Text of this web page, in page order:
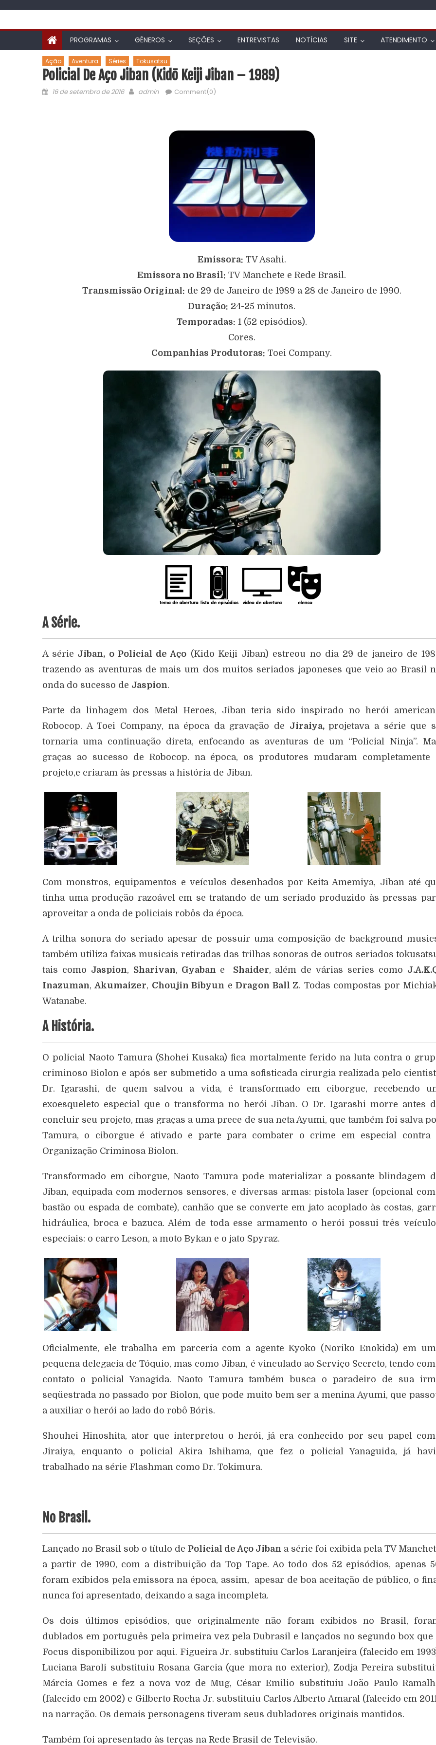
PROGRAMAS GÊNEROS SEÇÕES ENTREVISTAS NOTÍCIAS SITE ATENDIMENTO
Ação Aventura Séries Tokusatsu
Policial De Aço Jiban (Kidō Keiji Jiban – 1989)
16 de setembro de 2016 admin Comment(0)
Emissora: TV Asahi.
Emissora no Brasil: TV Manchete e Rede Brasil.
Transmissão Original: de 29 de Janeiro de 1989 a 28 de Janeiro de 1990.
Duração: 24-25 minutos.
Temporadas: 1 (52 episódios).
Cores.
Companhias Produtoras: Toei Company.
A Série.
A série Jiban, o Policial de Aço (Kido Keiji Jiban) estreou no dia 29 de janeiro de
trazendo as aventuras de mais um dos muitos seriados japoneses que veio ao Brasil
onda do sucesso de Jaspion.
Parte da linhagem dos Metal Heroes, Jiban teria sido inspirado no herói
Robocop. A Toei Company, na época da gravação de Jiraiya,projetava a série que
tornaria uma continuação direta, enfocando as aventuras de um “Policial Ninja”.
graças ao sucesso de Robocop. na época, os produtores mudaram completamente
projeto,e criaram às pressas a história de Jiban.
Com monstros, equipamentos e veículos desenhados por Keita Amemiya, Jiban até
tinha uma produção razoável em se tratando de um seriado produzido às pressas
aproveitar a onda de policiais robôs da época.
A trilha sonora do seriado apesar de possuir uma composição de background
também utiliza faixas musicais retiradas das trilhas sonoras de outros seriados
tais como Jaspion, Sharivan, Gyaban e Shaider, além de várias series como
Inazuman,Akumaizer, Choujin Bibyun eDragon Ball Z. Todas compostas por
Watanabe.
A História.
O policial Naoto Tamura (Shohei Kusaka) fica mortalmente ferido na luta contra o
criminoso Biolon e após ser submetido a uma sofisticada cirurgia realizada pelo
Dr. Igarashi, de quem salvou a vida, é transformado em ciborgue, recebendo
exoesqueleto especial que o transforma no herói Jiban. O Dr. Igarashi morre antes
concluir seu projeto, mas graças a uma prece de sua neta Ayumi, que também foi salva
Tamura, o ciborgue é ativado e parte para combater o crime em especial contra
Organização Criminosa Biolon.
Transformado em ciborgue, Naoto Tamura pode materializar a possante blindagem
Jiban, equipada com modernos sensores, e diversas armas: pistola laser (opcional
bastão ou espada de combate), canhão que se converte em jato acoplado às costas,
hidráulica, broca e bazuca. Além de toda esse armamento o herói possui três
especiais: o carro Leson, a moto Bykan e o jato Spyraz.
Oficialmente, ele trabalha em parceria com a agente Kyoko (Noriko Enokida) em
pequena delegacia de Tóquio, mas como Jiban, é vinculado ao Serviço Secreto, tendo
contato o policial Yanagida. Naoto Tamura também busca o paradeiro de sua
seqüestrada no passado por Biolon, que pode muito bem ser a menina Ayumi, que
a auxiliar o herói ao lado do robô Bóris.
Shouhei Hinoshita, ator que interpretou o herói, já era conhecido por seu papel
Jiraiya, enquanto o policial Akira Ishihama, que fez o policial Yanaguida, já
trabalhado na série Flashman como Dr. Tokimura.
No Brasil.
Lançado no Brasil sob o título de Policial de Aço Jiban a série foi exibida pela TV
a partir de 1990, com a distribuição da Top Tape. Ao todo dos 52 episódios, apenas
foram exibidos pela emissora na época, assim, apesar de boa aceitação de público, o
nunca foi apresentado, deixando a saga incompleta.
Os dois últimos episódios, que originalmente não foram exibidos no Brasil,
dublados em português pela primeira vez pela Dubrasil e lançados no segundo box que
Focus disponibilizou por aqui. Figueira Jr. substituiu Carlos Laranjeira (falecido em
Luciana Baroli substituiu Rosana Garcia (que mora no exterior), Zodja Pereira
Márcia Gomes e fez a nova voz de Mug, César Emilio substituiu João Paulo
(falecido em 2002) e Gilberto Rocha Jr. substituiu Carlos Alberto Amaral (falecido em
na narração. Os demais personagens tiveram seus dubladores originais mantidos.
Também foi apresentado às terças na Rede Brasil de Televisão.